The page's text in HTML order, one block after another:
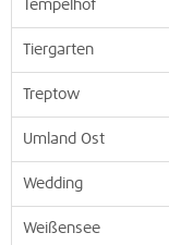
Tempelhof
Tiergarten
Treptow
Umland Ost
Wedding
Weißensee